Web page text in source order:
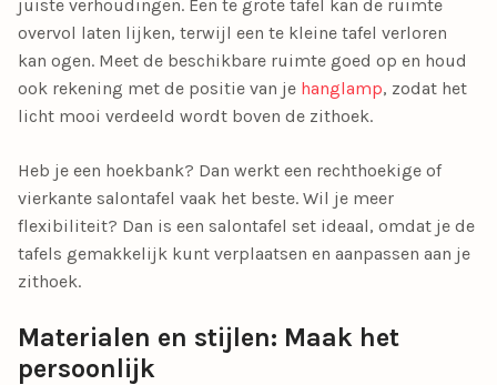
juiste verhoudingen. Een te grote tafel kan de ruimte
overvol laten lijken, terwijl een te kleine tafel verloren
kan ogen. Meet de beschikbare ruimte goed op en houd
ook rekening met de positie van je hanglamp, zodat het
licht mooi verdeeld wordt boven de zithoek.
Heb je een hoekbank? Dan werkt een rechthoekige of
vierkante salontafel vaak het beste. Wil je meer
flexibiliteit? Dan is een salontafel set ideaal, omdat je de
tafels gemakkelijk kunt verplaatsen en aanpassen aan je
zithoek.
Materialen en stijlen: Maak het
persoonlijk